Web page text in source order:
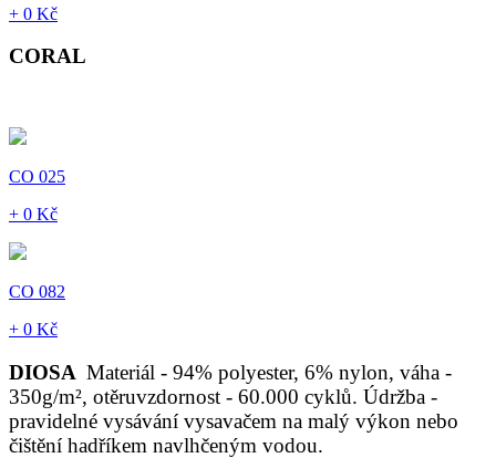
+ 0 Kč
CORAL
CO 025
+ 0 Kč
CO 082
+ 0 Kč
DIOSA Materiál - 94% polyester, 6% nylon, váha -
350g/m², otěruvzdornost - 60.000 cyklů. Údržba -
pravidelné vysávání vysavačem na malý výkon nebo
čištění hadříkem navlhčeným vodou.